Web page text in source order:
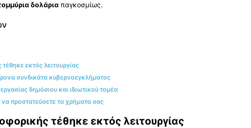
δολάρια παγκοσμίως.
εκτός λειτουργίας
συνδικάτα κυβερνοεγκλήματος
δημόσιου και ιδιωτικού τομέα
να προστατεύσετε τα χρήματα σας
τέθηκε εκτός λειτουργίας